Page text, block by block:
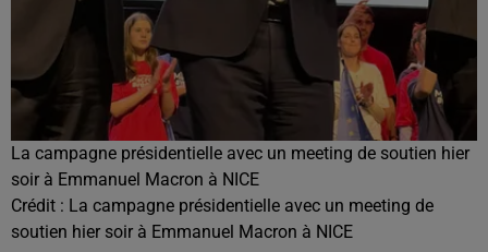
La campagne présidentielle avec un meeting de soutien hier
soir à Emmanuel Macron à NICE
Crédit : La campagne présidentielle avec un meeting de
soutien hier soir à Emmanuel Macron à NICE